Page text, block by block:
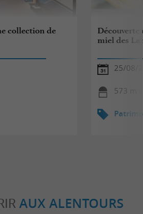
collection de
miel des
25/08/
573 m -
AUX ALENTOURS